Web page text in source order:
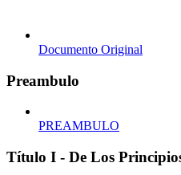
Documento Original
Preambulo
PREAMBULO
Título I - De Los